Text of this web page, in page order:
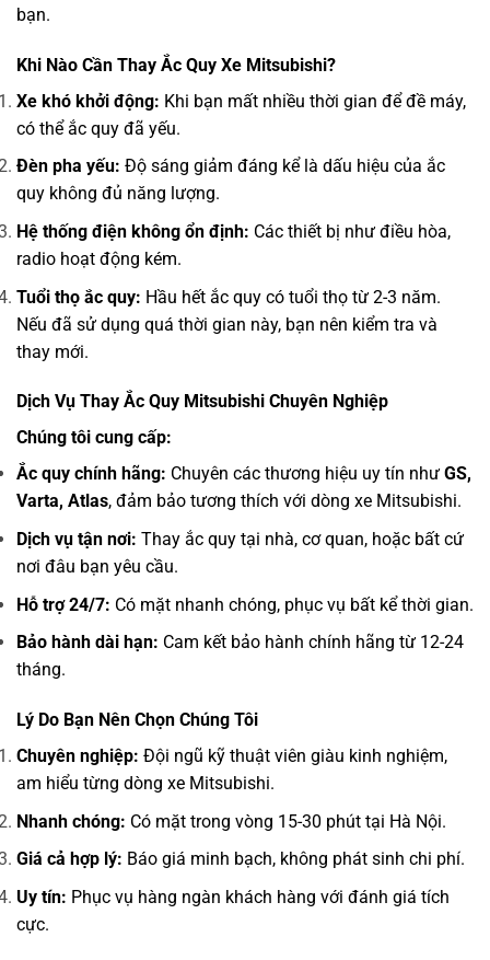
bạn.
Khi Nào Cần Thay Ắc Quy Xe Mitsubishi?
Xe khó khởi động: Khi bạn mất nhiều thời gian để đề máy,
có thể ắc quy đã yếu.
Đèn pha yếu: Độ sáng giảm đáng kể là dấu hiệu của ắc
quy không đủ năng lượng.
Hệ thống điện không ổn định: Các thiết bị như điều hòa,
radio hoạt động kém.
Tuổi thọ ắc quy: Hầu hết ắc quy có tuổi thọ từ 2-3 năm.
Nếu đã sử dụng quá thời gian này, bạn nên kiểm tra và
thay mới.
Dịch Vụ Thay Ắc Quy Mitsubishi Chuyên Nghiệp
Chúng tôi cung cấp:
Ắc quy chính hãng: Chuyên các thương hiệu uy tín như GS,
Varta, Atlas, đảm bảo tương thích với dòng xe Mitsubishi.
Dịch vụ tận nơi: Thay ắc quy tại nhà, cơ quan, hoặc bất cứ
nơi đâu bạn yêu cầu.
Hỗ trợ 24/7: Có mặt nhanh chóng, phục vụ bất kể thời gian.
Bảo hành dài hạn: Cam kết bảo hành chính hãng từ 12-24
tháng.
Lý Do Bạn Nên Chọn Chúng Tôi
Chuyên nghiệp: Đội ngũ kỹ thuật viên giàu kinh nghiệm,
am hiểu từng dòng xe Mitsubishi.
Nhanh chóng: Có mặt trong vòng 15-30 phút tại Hà Nội.
Giá cả hợp lý: Báo giá minh bạch, không phát sinh chi phí.
Uy tín: Phục vụ hàng ngàn khách hàng với đánh giá tích
cực.